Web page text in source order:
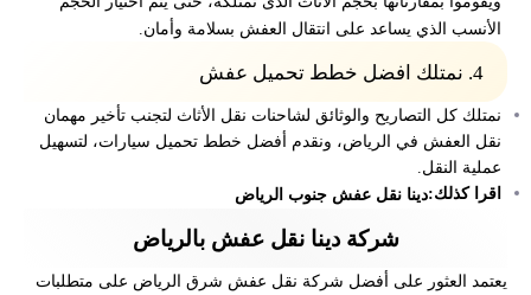
الأنسب الذي يساعد على انتقال العفش بسلامة وأمان.
4. نمتلك افضل خطط تحميل عفش
نمتلك كل التصاريح والوثائق لشاحنات نقل الأثاث لتجنب تأخير مهمان
نقل العفش في الرياض، ونقدم أفضل خطط تحميل سيارات، لتسهيل
عملية النقل.
اقرا كذلك:دينا نقل عفش جنوب الرياض
شركة دينا نقل عفش بالرياض
يعتمد العثور على أفضل شركة نقل عفش شرق الرياض على متطلبات